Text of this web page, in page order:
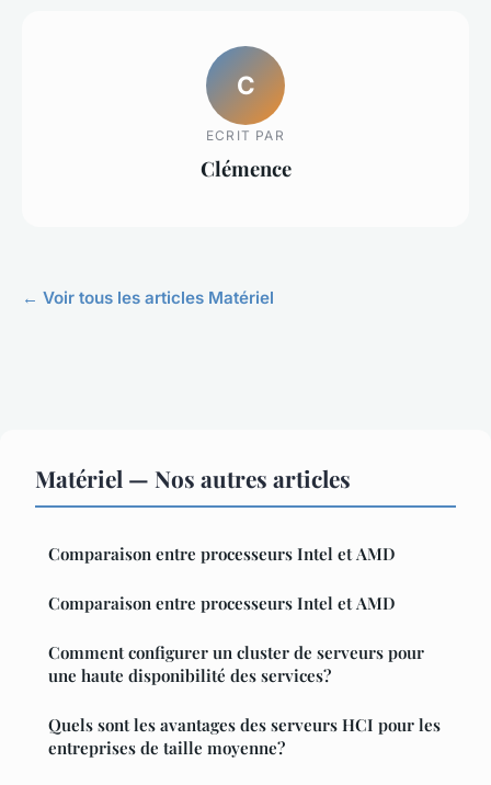
C
ECRIT PAR
Clémence
← Voir tous les articles Matériel
Matériel — Nos autres articles
Comparaison entre processeurs Intel et AMD
Comparaison entre processeurs Intel et AMD
Comment configurer un cluster de serveurs pour
une haute disponibilité des services?
Quels sont les avantages des serveurs HCI pour les
entreprises de taille moyenne?